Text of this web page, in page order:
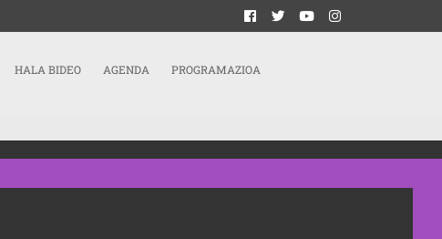
HALA BIDEO AGENDA PROGRAMAZIOA